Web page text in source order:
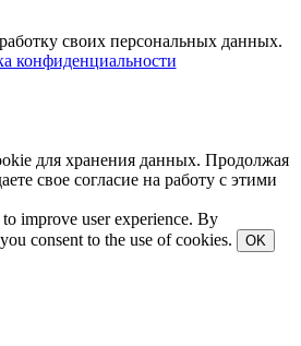
своих персональных данных.
конфиденциальности
для хранения данных. Продолжая
свое согласие на работу с этими
improve user experience. By
consent to the use of cookies.
OK